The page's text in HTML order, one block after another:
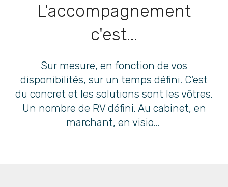
L'accompagnement
c'est...
Sur mesure, en fonction de vos
disponibilités, sur un temps défini. C'est
du concret et les solutions sont les vôtres.
Un nombre de RV défini. Au cabinet, en
marchant, en visio...